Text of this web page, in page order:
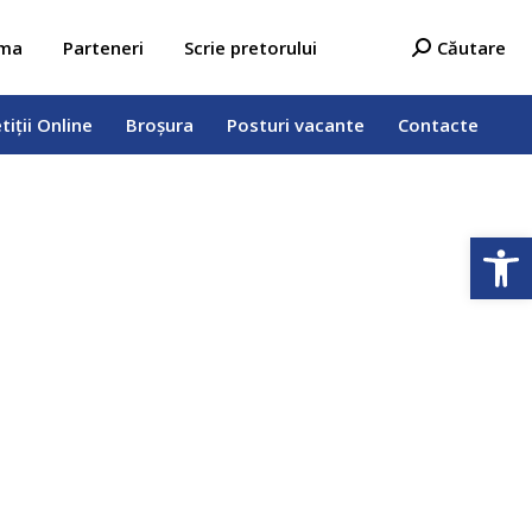
Parteneri Scrie pretorului Search:
Căutare
Online Broșura Posturi vacante Contacte
Online Broșura Posturi vacante Contacte